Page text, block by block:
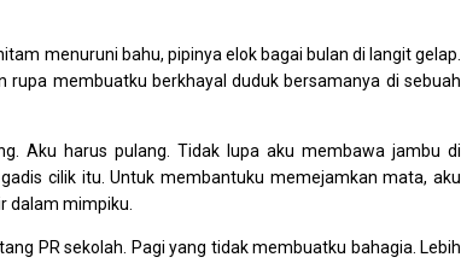
menuruni bahu, pipinya elok bagai bulan di langit gelap.
rupa membuatku berkhayal duduk bersamanya di sebuah
Aku harus pulang. Tidak lupa aku membawa jambu di
cilik itu. Untuk membantuku memejamkan mata, aku
dalam mimpiku.
PR sekolah. Pagi yang tidak membuatku bahagia. Lebih